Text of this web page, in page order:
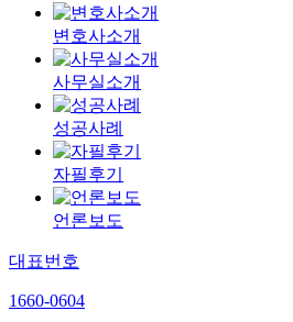
변호사소개
사무실소개
성공사례
자필후기
언론보도
대표번호
1660-0604